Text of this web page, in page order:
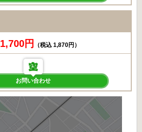
1,700円 （税込 1,870円）
お問い合わせ